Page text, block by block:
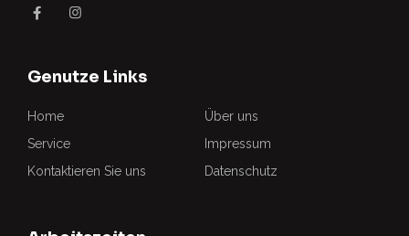
Genutze Links
Home
Über uns
Service
Impressum
Kontaktieren Sie uns
Datenschutz